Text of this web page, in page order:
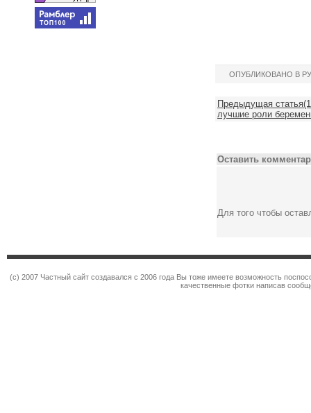
ОПУБЛИКОВАНО В
Предыдущая
лучшие роли
Оставить
Для того чтобы
(c) 2007 Частный сайт создавался с 2006 года Вы тоже имеете возможность
качественные фотки написав